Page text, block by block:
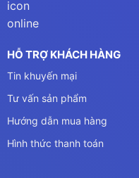
HỖ TRỢ KHÁCH HÀNG
Tin khuyến mại
Tư vấn sản phẩm
Hướng dẫn mua hàng
Hình thức thanh toán